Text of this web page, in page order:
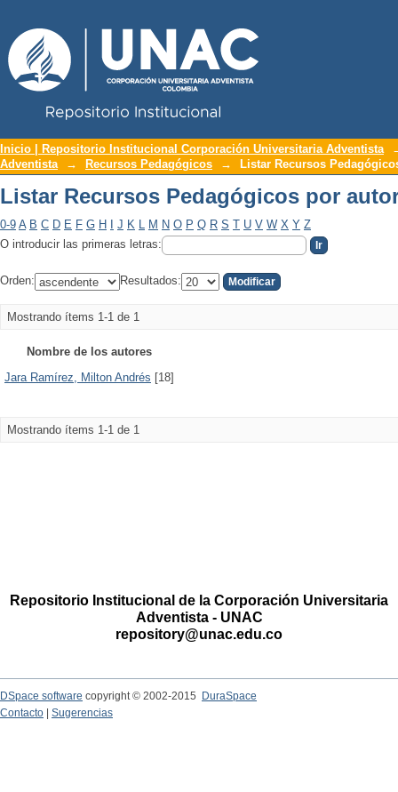
Listar Recursos Pedagógicos por
Inicio | Repositorio Institucional Corporación Universitaria Adventista
Adventista
→ Recursos Pedagógicos → Listar Recursos
Listar Recursos Pedagógicos por
0-9 A B C D E F G H J K L M N O P Q R S T U V W X Y Z
O introducir las primeras letras:
Orden: Resultados:
Mostrando ítems 1-1 de 1
Nombre de los autores
Jara Ramírez, Milton Andrés [18]
Mostrando ítems 1-1 de 1
Repositorio Institucional de la Corporación Universitaria
Adventista - UNAC
repository@unac.edu.co
DSpace software copyright © 2002-2015
DuraSpace
Contacto
Sugerencias